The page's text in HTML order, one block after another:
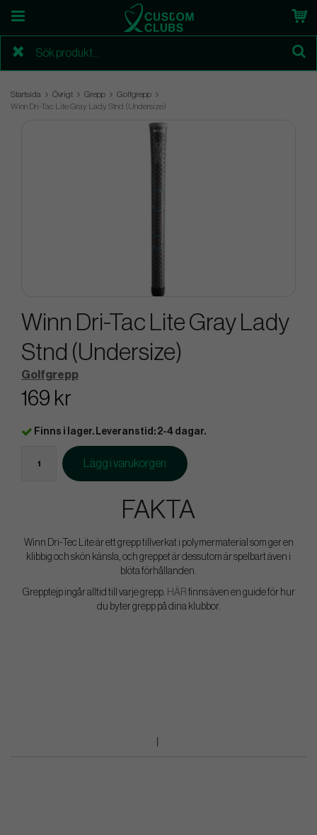
Startsida Övrigt Grepp
Golfgrepp
Winn Dri-Tac Lite Gray Lady Stnd (Undersize)
Winn Dri-Tac Lite Gray Lady
Stnd (Undersize)
Golfgrepp
169 kr
Finns i lager. Leveranstid: 2-4 dagar.
Lägg i varukorgen
FAKTA
Winn Dri-Tec Lite är ett grepp tillverkat i polymermaterial som ger en
klibbig och skön känsla, och greppet är dessutom är spelbart även i
blöta förhållanden.
Grepptejp ingår alltid till varje grepp. HÄR finns även en guide för hur
du byter grepp på dina klubbor.